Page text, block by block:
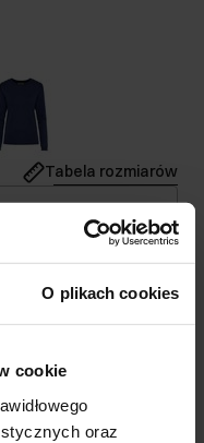
O plikach cookies
cookie
oraz
Tabela rozmiarów
i nosi rozmiar S.